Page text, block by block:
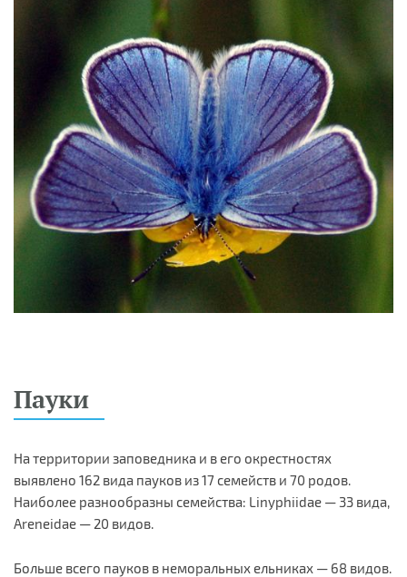
Пауки
На территории заповедника и в его окрестностях
выявлено 162 вида пауков из 17 семейств и 70 родов.
Наиболее разнообразны семейства: Linyphiidae — 33 вида,
Areneidae — 20 видов.
Больше всего пауков в неморальных ельниках — 68 видов.